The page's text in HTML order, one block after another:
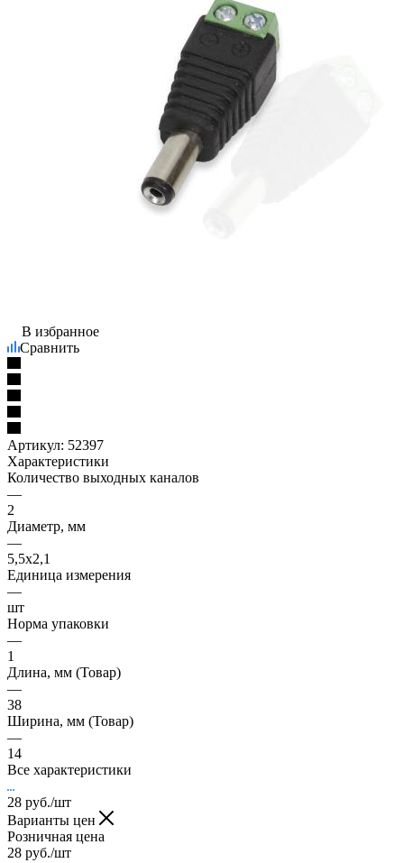
В избранное
Сравнить
Артикул: 52397
Характеристики
Количество выходных каналов
—
2
Диаметр, мм
—
5,5х2,1
Единица измерения
—
шт
Норма упаковки
—
1
Длина, мм (Товар)
—
38
Ширина, мм (Товар)
—
14
Все характеристики
28 руб./шт
Варианты цен
Розничная цена
28 руб./шт